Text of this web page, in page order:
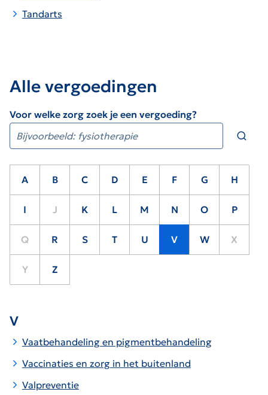
Tandarts
Alle vergoedingen
Voor welke zorg zoek je een vergoeding?
A B C D E F G H
I J K L M N O P
Q R S T U V W X
Y Z
V
Vaatbehandeling en pigmentbehandeling
Vaccinaties en zorg in het buitenland
Valpreventie